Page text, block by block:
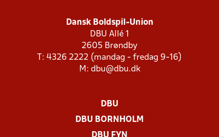
Dansk Boldspil-Union
DBU Allé 1
2605 Brøndby
T: 4326 2222 (mandag - fredag 9-16)
M: dbu@dbu.dk
DBU
DBU BORNHOLM